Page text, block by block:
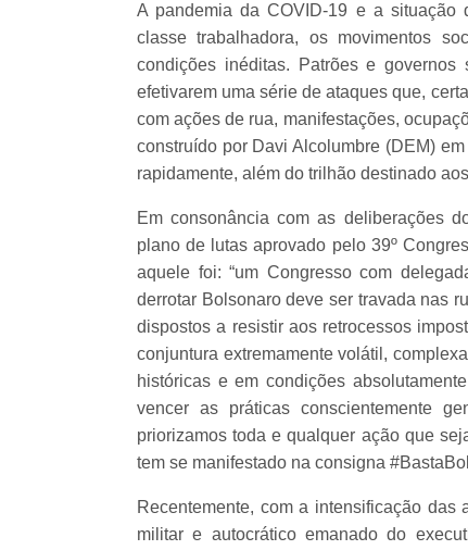
A pandemia da COVID-19 e a situação
classe trabalhadora, os movimentos
condições inéditas. Patrões e
efetivarem uma série de ataques que,
com ações de rua, manifestações,
construído por Davi Alcolumbre (DEM)
rapidamente, além do trilhão destinado
Em consonância com as deliberações
plano de lutas aprovado pelo 39º
aquele foi: “um Congresso com
derrotar Bolsonaro deve ser travada nas
dispostos a resistir aos retrocessos
conjuntura extremamente volátil,
históricas e em condições
vencer as práticas conscientemente
priorizamos toda e qualquer ação que
tem se manifestado na consigna
Recentemente, com a intensificação
militar e autocrático emanado do